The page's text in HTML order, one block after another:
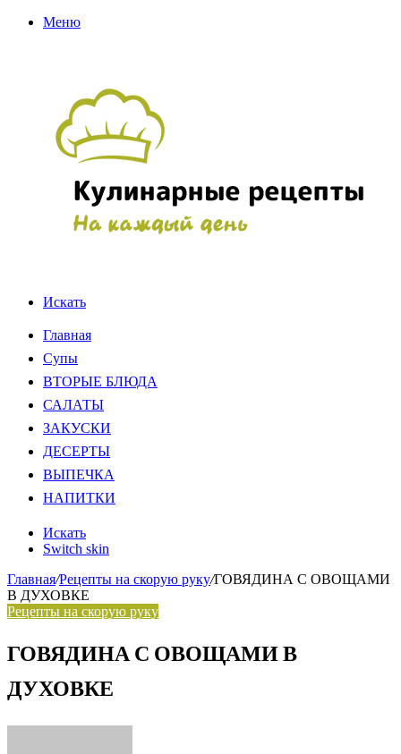
Меню
Искать
Главная
Супы
ВТОРЫЕ БЛЮДА
САЛАТЫ
ЗАКУСКИ
ДЕСЕРТЫ
ВЫПЕЧКА
НАПИТКИ
Искать
Switch skin
Главная/Рецепты на скорую руку/ГОВЯДИНА С ОВОЩАМИ
В ДУХОВКЕ
Рецепты на скорую руку
ГОВЯДИНА С ОВОЩАМИ В
ДУХОВКЕ